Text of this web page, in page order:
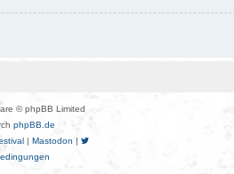
© phpBB Limited
phpBB.de
| Mastodon |